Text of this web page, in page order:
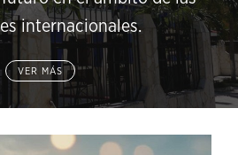
internacionales.
VER MÁS